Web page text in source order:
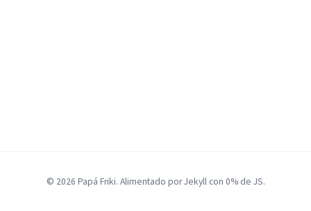
© 2026 Papá Friki. Alimentado por Jekyll con 0% de JS.